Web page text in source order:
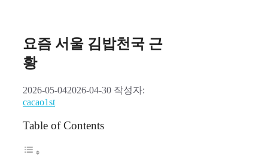
요즘 서울 김밥천국 근
황
2026-05-042026-04-30 작성자:
cacao1st
Table of Contents